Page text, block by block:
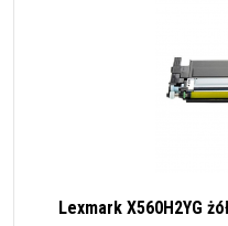
Lexmark X560H2YG